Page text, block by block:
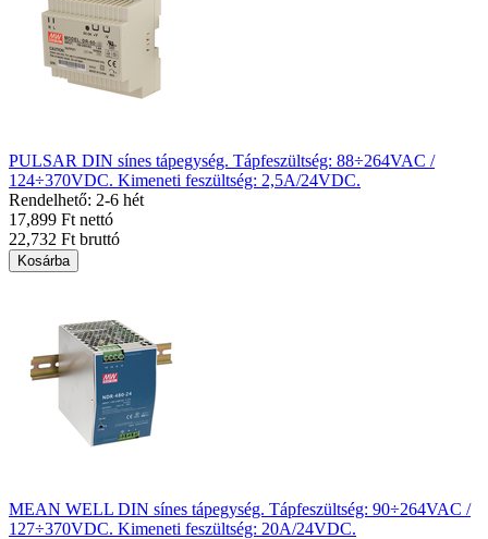
PULSAR DIN sínes tápegység. Tápfeszültség: 88÷264VAC /
124÷370VDC. Kimeneti feszültség: 2,5A/24VDC.
Rendelhető: 2-6 hét
17,899 Ft nettó
22,732 Ft bruttó
Kosárba
MEAN WELL DIN sínes tápegység. Tápfeszültség: 90÷264VAC /
127÷370VDC. Kimeneti feszültség: 20A/24VDC.